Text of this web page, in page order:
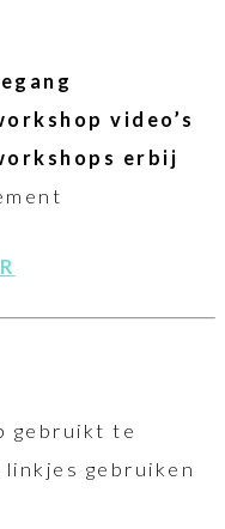
video’s
erbij
gebruikt te
gebruiken